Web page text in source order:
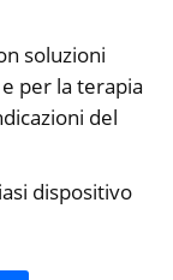
soluzioni
per la terapia
del
dispositivo